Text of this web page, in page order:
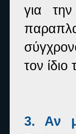
για
τον ίδιο
3. Αν